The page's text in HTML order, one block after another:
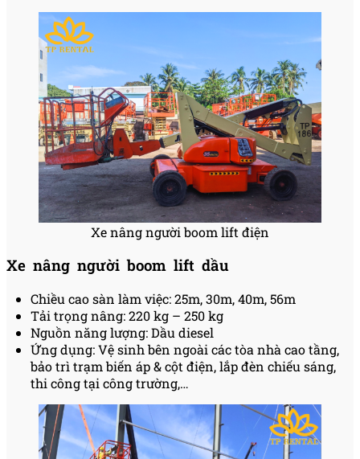
Xe nâng người boom lift điện
Xe nâng người boom lift dầu
Chiều cao sàn làm việc: 25m, 30m, 40m, 56m
Tải trọng nâng: 220 kg – 250 kg
Nguồn năng lượng: Dầu diesel
Ứng dụng: Vệ sinh bên ngoài các tòa nhà cao tầng,
bảo trì trạm biến áp & cột điện, lắp đèn chiếu sáng,
thi công tại công trường,…